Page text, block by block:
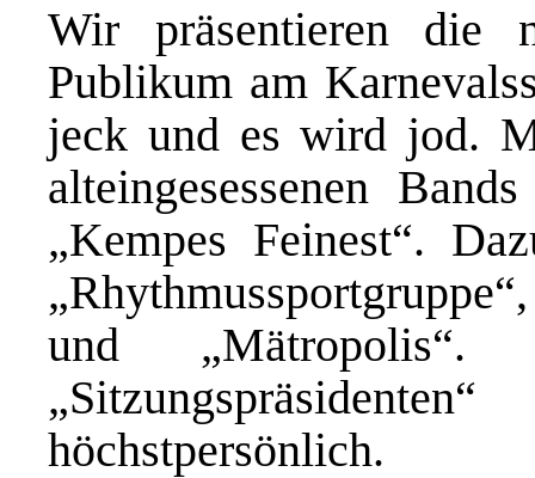
Wir präsentieren die
Publikum am
jeck und es wird jod.
alteingesessenen
„Kempes Feinest“.
und
höchstpersönlich.